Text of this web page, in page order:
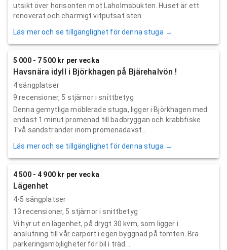
utsikt över horisonten mot Laholmsbukten. Huset är ett
renoverat och charmigt vitputsat sten...
Läs mer och se tillgänglighet för denna stuga →
5 000 - 7 500 kr per vecka
Havsnära idyll i Björkhagen på Bjärehalvön !
4 sängplatser
9 recensioner, 5 stjärnor i snittbetyg
Denna gemytliga möblerade stuga, ligger i Björkhagen med
endast 1 minut promenad till badbryggan och krabbfiske.
Två sandstränder inom promenadavst...
Läs mer och se tillgänglighet för denna stuga →
4 500 - 4 900 kr per vecka
Lägenhet
4-5 sängplatser
13 recensioner, 5 stjärnor i snittbetyg
Vi hyr ut en lägenhet, på drygt 30 kvm, som ligger i
anslutning till vår carport i egen byggnad på tomten. Bra
parkeringsmöjligheter för bil i träd...